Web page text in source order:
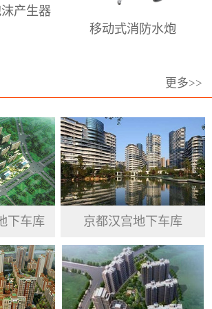
泡沫枪、泡沫喷头，高、中、低倍
数泡沫发生器、高.中.低倍数消防泡沫
设备和泡沫设计的高科技前沿阵地，
业从事于居民、企业、政府机关、
共事业单位的消防产品提供与服
。澳龙公司坚持信用第一 、高质量
基准， 重视品德操守、渴求变革突
、力求绩效最优 ，服务于群众、接
客户反馈意见，汲取市场经验，跟
精神。将产品做到精益求精，努力
到工匠精神，更好的为国家安防、
民生命及财产安全建起一块坚硬的
产生器
移动式消防水炮
更多>>
下车库 京都汉宫地下车库